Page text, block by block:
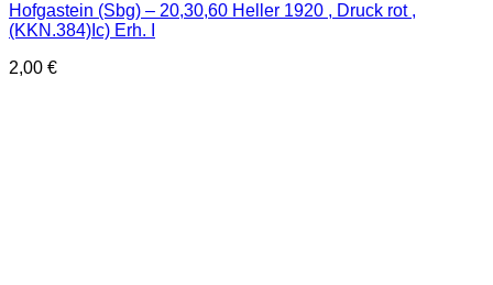
Hofgastein (Sbg) – 20,30,60 Heller 1920 , Druck rot ,
(KKN.384)Ic) Erh. I
2,00 €